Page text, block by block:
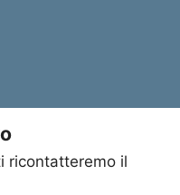
ricontatteremo il